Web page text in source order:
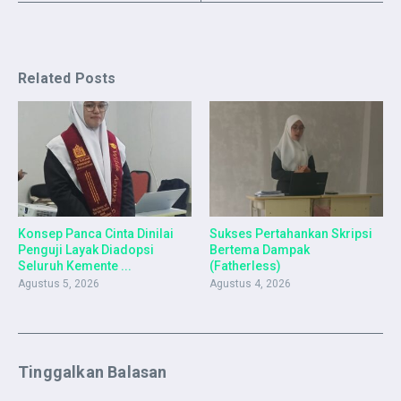
Related Posts
Konsep Panca Cinta Dinilai
Penguji Layak Diadopsi
Seluruh Kemente ...
Agustus 5, 2026
Sukses Pertahankan Skripsi
Bertema Dampak
(Fatherless)
Agustus 4, 2026
Tinggalkan Balasan